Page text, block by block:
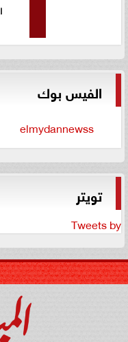
الفيس بوك
elmydannewss
تويتر
Tweets by